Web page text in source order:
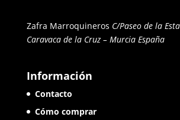
Zafra Marroquineros C/Paseo de la
Caravaca de la Cruz – Murcia España
Información
Contacto
Cómo comprar